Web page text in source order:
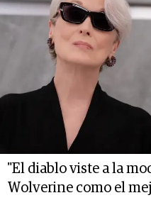
"El diablo viste a la
Wolverine como el